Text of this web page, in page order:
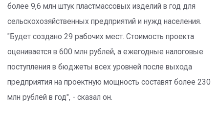
более 9,6 млн штук пластмассовых изделий в год для
сельскохозяйственных предприятий и нужд населения.
"Будет создано 29 рабочих мест. Стоимость проекта
оценивается в 600 млн рублей, а ежегодные налоговые
поступления в бюджеты всех уровней после выхода
предприятия на проектную мощность составят более 230
млн рублей в год", - сказал он.